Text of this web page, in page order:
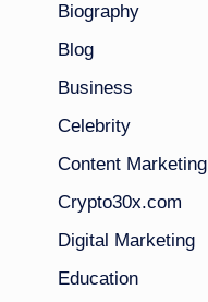
Biography
Blog
Business
Celebrity
Content Marketing
Crypto30x.com
Digital Marketing
Education